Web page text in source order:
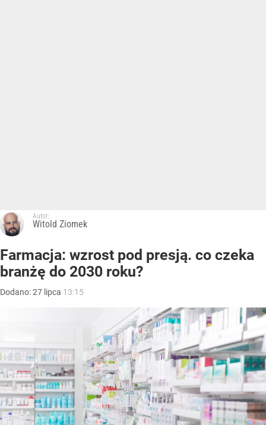
Autor:
Witold Ziomek
Farmacja: wzrost pod presją. co czeka
branżę do 2030 roku?
Dodano:27 lipca 13:15